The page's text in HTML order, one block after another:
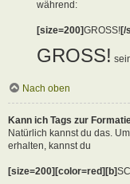
während:
[size=200]GROSS![/
GROSS!
Nach oben
Kann ich Tags zur
Natürlich kannst du das.
erhalten, kannst du
[size=200][color=red][b]